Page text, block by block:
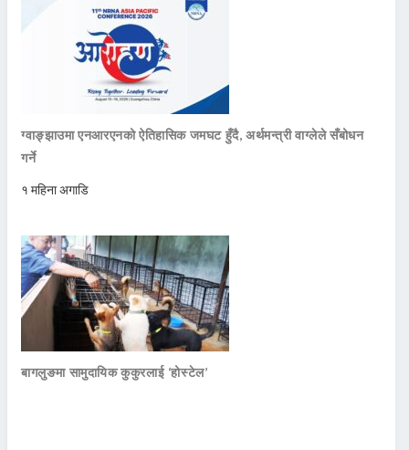
ग्वाङ्झाउमा एनआरएनको ऐतिहासिक जमघट हुँदै, अर्थमन्त्री वाग्लेले सँबोधन
गर्ने
१ महिना अगाडि
बागलुङमा सामुदायिक कुकुरलाई ‘होस्टेल’